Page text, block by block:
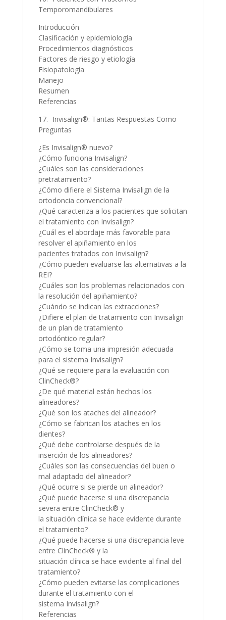
Temporomandibulares
Introducción
Clasificación y epidemiología
Procedimientos diagnósticos
Factores de riesgo y etiología
Fisiopatología
Manejo
Resumen
Referencias
17.- Invisalign®: Tantas Respuestas Como
Preguntas
¿Es Invisalign® nuevo?
¿Cómo funciona Invisalign?
¿Cuáles son las consideraciones
pretratamiento?
¿Cómo difiere el Sistema Invisalign de la
ortodoncia convencional?
¿Qué caracteriza a los pacientes que solicitan
el tratamiento con Invisalign?
¿Cuál es el abordaje más favorable para
resolver el apiñamiento en los
pacientes tratados con Invisalign?
¿Cómo pueden evaluarse las alternativas a la
REI?
¿Cuáles son los problemas relacionados con
la resolución del apiñamiento?
¿Cuándo se indican las extracciones?
¿Difiere el plan de tratamiento con Invisalign
de un plan de tratamiento
ortodóntico regular?
¿Cómo se toma una impresión adecuada
para el sistema Invisalign?
¿Qué se requiere para la evaluación con
ClinCheck®?
¿De qué material están hechos los
alineadores?
¿Qué son los ataches del alineador?
¿Cómo se fabrican los ataches en los
dientes?
¿Qué debe controlarse después de la
inserción de los alineadores?
¿Cuáles son las consecuencias del buen o
mal adaptado del alineador?
¿Qué ocurre si se pierde un alineador?
¿Qué puede hacerse si una discrepancia
severa entre ClinCheck® y
la situación clínica se hace evidente durante
el tratamiento?
¿Qué puede hacerse si una discrepancia leve
entre ClinCheck® y la
situación clínica se hace evidente al final del
tratamiento?
¿Cómo pueden evitarse las complicaciones
durante el tratamiento con el
sistema Invisalign?
Referencias